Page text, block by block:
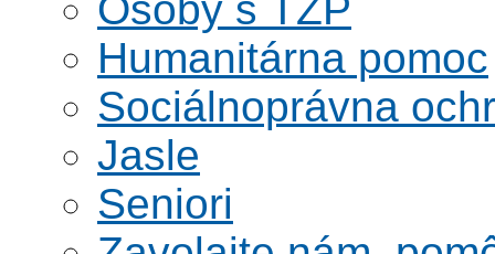
Humanitárna pomoc
Sociálnoprávna
Jasle
Seniori